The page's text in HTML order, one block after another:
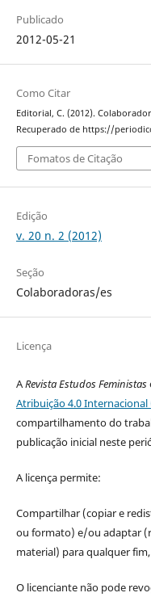
Publicado
2012-05-21
Como Citar
Editorial, C. (2012).
Recuperado de https://
Fomatos de Citação
Edição
v. 20 n. 2 (2012)
Seção
Colaboradoras/es
Licença
ARevista Estudos Feministas
Atribuição 4.0 Internacional
compartilhamento do
publicação inicial neste
A licença permite:
Compartilhar (copiar e
ou formato) e/ou adaptar
material) para qualquer
O licenciante não pode